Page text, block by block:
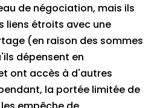
de négociation, mais ils
liens étroits avec une
(en raison des sommes
dépensent en
ont accès à d'autres
la portée limitée de